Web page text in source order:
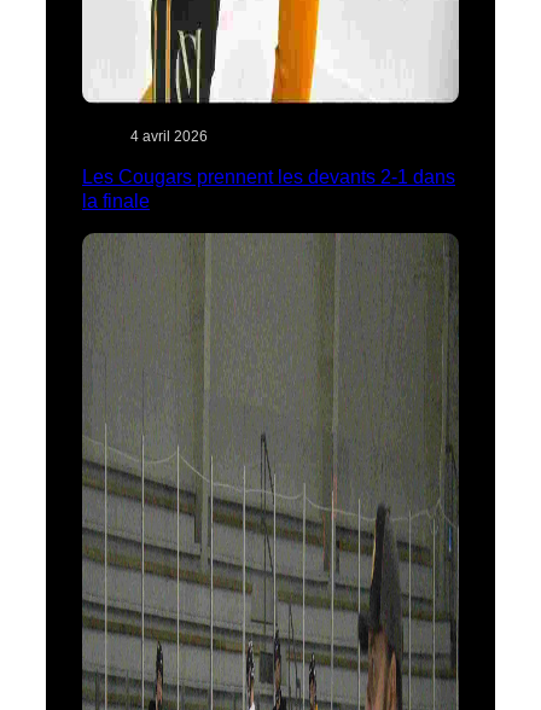
4 avril 2026
Les Cougars prennent les devants 2-1 dans
la finale